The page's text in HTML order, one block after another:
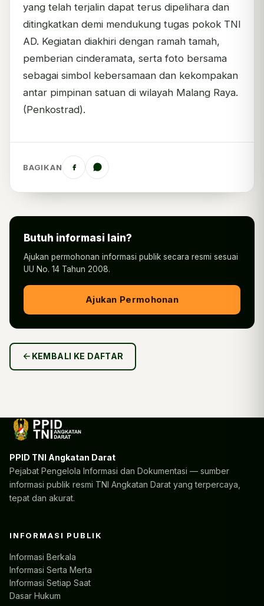
yang telah terjalin dapat terus dipelihara dan
ditingkatkan demi mendukung tugas pokok TNI
AD. Kegiatan diakhiri dengan ramah tamah,
pemberian cinderamata, serta foto bersama
sebagai simbol kebersamaan dan kekompakan
antar pimpinan satuan di wilayah Malang Raya.
(Penkostrad).
BAGIKAN
Butuh informasi lain?
Ajukan permohonan informasi publik secara resmi sesuai
UU No. 14 Tahun 2008.
Ajukan Permohonan
KEMBALI KE DAFTAR
PPID TNI Angkatan Darat
Pejabat Pengelola Informasi dan Dokumentasi — sumber
informasi publik resmi TNI Angkatan Darat yang terpercaya,
tepat dan akurat.
INFORMASI PUBLIK
Informasi Berkala
Informasi Serta Merta
Informasi Setiap Saat
Dasar Hukum